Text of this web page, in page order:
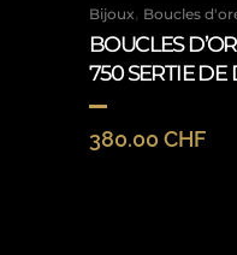
Bijoux, Boucles
BOUCLES
750 SERTIE DE
380.00 CHF